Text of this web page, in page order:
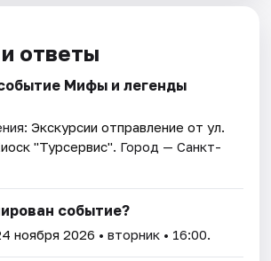
ответы
Мифы и легенды
Экскурсии отправление от ул.
"Турсервис". Город — Санкт-
событие?
ноября 2026 • вторник • 16:00.